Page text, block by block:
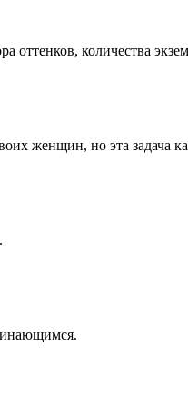
оттенков, количества
женщин, но эта задача